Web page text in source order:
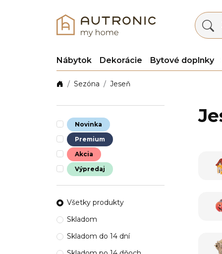
Nábytok Dekorácie Bytové doplnky
Sezóna Jeseň
Novinka
Premium
Akcia
Výpredaj
Všetky produkty
Skladom
Skladom do 14 dní